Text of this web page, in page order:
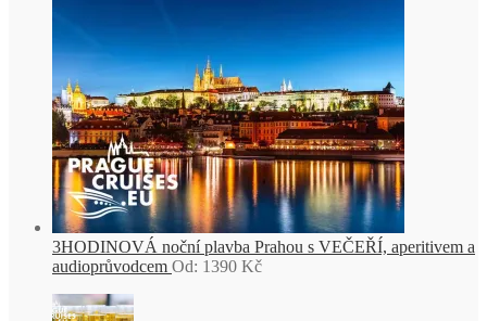
3HODINOVÁ noční plavba Prahou s VEČEŘÍ, aperitivem a
audioprůvodcem Od: 1390 Kč